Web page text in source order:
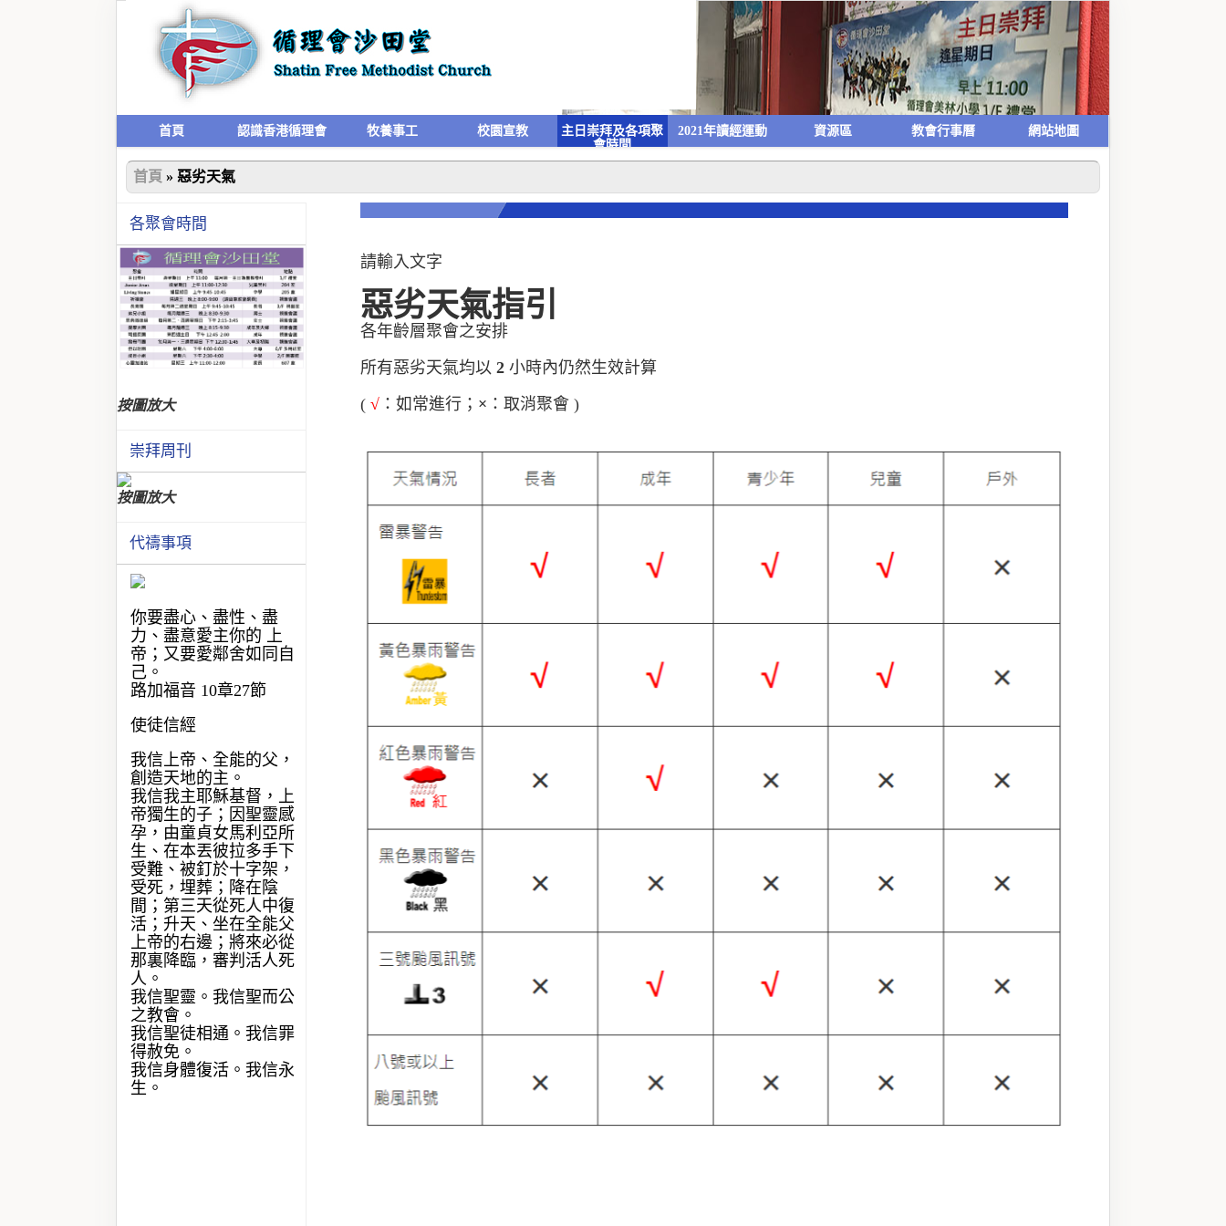
首頁 認識香港循理會 牧養事工 校園宣教
主日崇拜及各項聚
會時間
2021年讀經運動 資源區 教會行事曆 網站地圖
首頁 » 惡劣天氣
請輸入文字
惡劣天氣指引
各年齡層聚會之安排
所有惡劣天氣均以2小時內仍然生效計算
(√ ：如常進行； × ：取消聚會 )
各聚會時間
按圖放大
崇拜周刊
按圖放大
代禱事項
你要盡心、盡性、盡
力、盡意愛主你的 上
帝；又要愛鄰舍如同自
己。
路加福音 10章27節
使徒信經
我信上帝、全能的父，
創造天地的主。
我信我主耶穌基督，上
帝獨生的子；因聖靈感
孕，由童貞女馬利亞所
生、在本丟彼拉多手下
受難、被釘於十字架，
受死，埋葬；降在陰
間；第三天從死人中復
活；升天、坐在全能父
上帝的右邊；將來必從
那裏降臨，審判活人死
人。
我信聖靈。我信聖而公
之教會。
我信聖徒相通。我信罪
得赦免。
我信身體復活。我信永
生。‬‬‬‬‬‬